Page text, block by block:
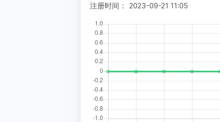
注册时间： 2023-09-21 11:05